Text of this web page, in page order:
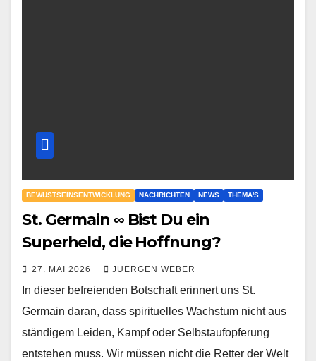
BEWUSTSEINSENTWICKLUNG NACHRICHTEN NEWS THEMA'S
St. Germain ∞ Bist Du ein
Superheld, die Hoffnung?
27. MAI 2026 JUERGEN WEBER
In dieser befreienden Botschaft erinnert uns St.
Germain daran, dass spirituelles Wachstum nicht aus
ständigem Leiden, Kampf oder Selbstaufopferung
entstehen muss. Wir müssen nicht die Retter der Welt